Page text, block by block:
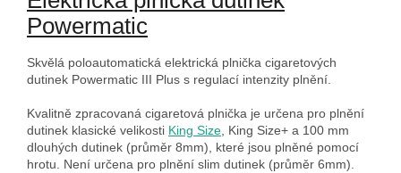
Powermatic
Skvělá poloautomatická elektrická plnička cigaretových
dutinek Powermatic III Plus s regulací intenzity plnění.
Kvalitně zpracovaná cigaretová plnička je určena pro plnění
dutinek klasické velikosti King Size, King Size+ a 100 mm
dlouhých dutinek (průměr 8mm), které jsou plněné pomocí
hrotu. Není určena pro plnění slim dutinek (průměr 6mm).